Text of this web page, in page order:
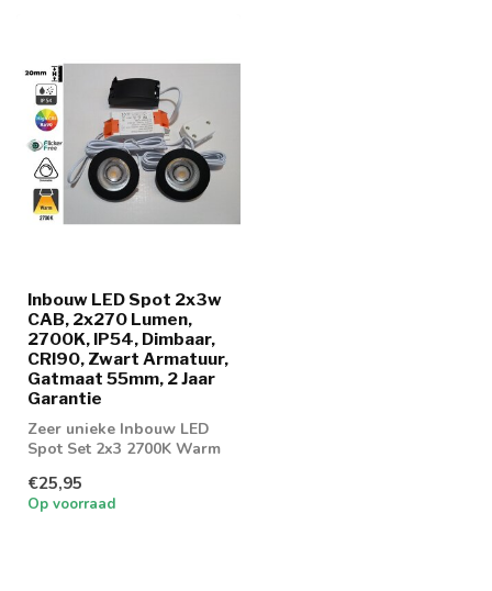
Inbouw LED Spot 2x3w
CAB, 2x270 Lumen,
2700K, IP54, Dimbaar,
CRI90, Zwart Armatuur,
Gatmaat 55mm, 2 Jaar
Garantie
Zeer unieke Inbouw LED
Spot Set 2x3 2700K Warm
badkam...
€25,95
Op voorraad